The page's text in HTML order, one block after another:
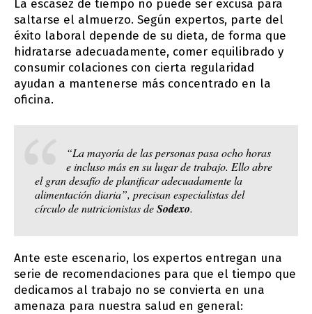
La escasez de tiempo no puede ser excusa para
saltarse el almuerzo. Según expertos, parte del
éxito laboral depende de su dieta, de forma que
hidratarse adecuadamente, comer equilibrado y
consumir colaciones con cierta regularidad
ayudan a mantenerse más concentrado en la
oficina.
“La mayoría de las personas pasa ocho horas
e incluso más en su lugar de trabajo. Ello abre
el gran desafío de planificar adecuadamente la
alimentación diaria”, precisan especialistas del
círculo de nutricionistas deSodexo.
Ante este escenario, los expertos entregan una
serie de recomendaciones para que el tiempo que
dedicamos al trabajo no se convierta en una
amenaza para nuestra salud en general: